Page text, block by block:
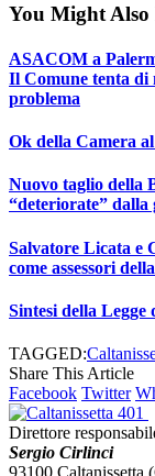
You Might
ASACOM a
Il Comune tenta di
problema
Ok della Camera
Nuovo taglio della
“deteriorate” dalla
Salvatore Licata e
come assessori
Sintesi della
TAGGED:
Share This Article
Facebook Twitter
Direttore
Sergio Cirlinci